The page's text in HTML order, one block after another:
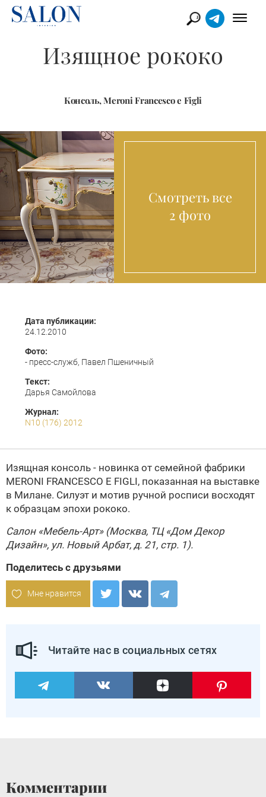
Изящное рококо
Консоль, Meroni Francesco e Figli
Смотреть все
2 фото
Дата публикации:
24.12.2010
Фото:
- пресс-служб, Павел Пшеничный
Текст:
Дарья Самойлова
Журнал:
N10 (176) 2012
Изящная консоль - новинка от семейной фабрики
MERONI FRANCESCO E FIGLI, показанная на выставке
в Милане. Cилуэт и мотив ручной росписи восходят
к образцам эпохи рококо.
Салон «Мебель-Арт» (Москва, ТЦ «Дом Декор
Дизайн», ул. Новый Арбат, д. 21, стр. 1).
Поделитесь с друзьями
Мне нравится
Читайте нас в социальных сетях
Комментарии